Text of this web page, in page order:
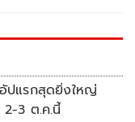
ปแรกสุดยิ่งใหญ่
2-3 ต.ค.นี้